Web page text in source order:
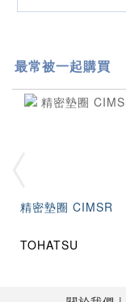
最常被一起購買
精密墊圈 CIMSR
TOHATSU